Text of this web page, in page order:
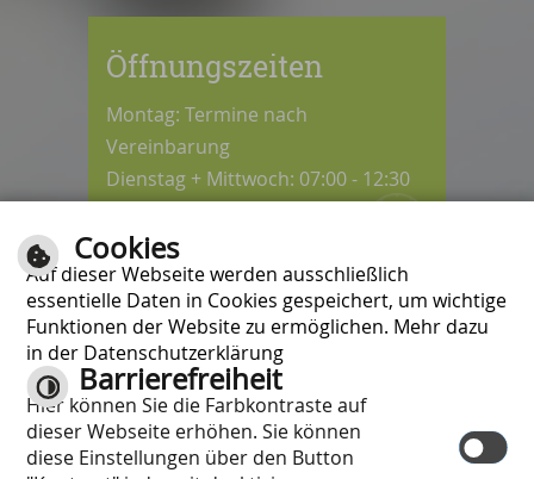
Öffnungszeiten
Montag: Termine nach
Vereinbarung
Dienstag + Mittwoch: 07:00 - 12:30
Donnerstag: 08:30 - 12:30 / 14:00 -
18:00 Uhr
Freitag: 07:00 - 12:00 Uhr
Kontrast
Inhalt|Impressum |Hilfe|
Datenschutzschutzerklärung|
Cookies
Auf dieser Webseite werden ausschließlich
essentielle Daten in Cookies gespeichert, um wichtige
Funktionen der Website zu ermöglichen. Mehr dazu
in der Datenschutzerklärung
Barrierefreiheit
Hier können Sie die Farbkontraste auf
dieser Webseite erhöhen. Sie können
diese Einstellungen über den Button